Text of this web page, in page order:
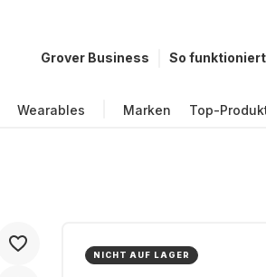
Grover Business So
Wearables Marken Top-
NICHT AUF LAGER